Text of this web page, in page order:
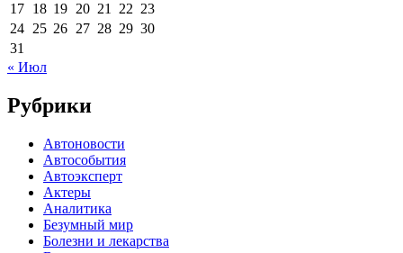
17 18 19 20 21 22 23
24 25 26 27 28 29 30
31
« Июл
Рубрики
Автоновости
Автособытия
Автоэксперт
Актеры
Аналитика
Безумный мир
Болезни и лекарства